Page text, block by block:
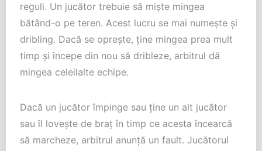
reguli. Un jucător trebuie să miște mingea
bătând-o pe teren. Acest lucru se mai numește și
dribling. Dacă se oprește, ține mingea prea mult
timp și începe din nou să dribleze, arbitrul dă
mingea celeilalte echipe.
Dacă un jucător împinge sau ține un alt jucător
sau îl lovește de braț în timp ce acesta încearcă
să marcheze, arbitrul anunță un fault. Jucătorul